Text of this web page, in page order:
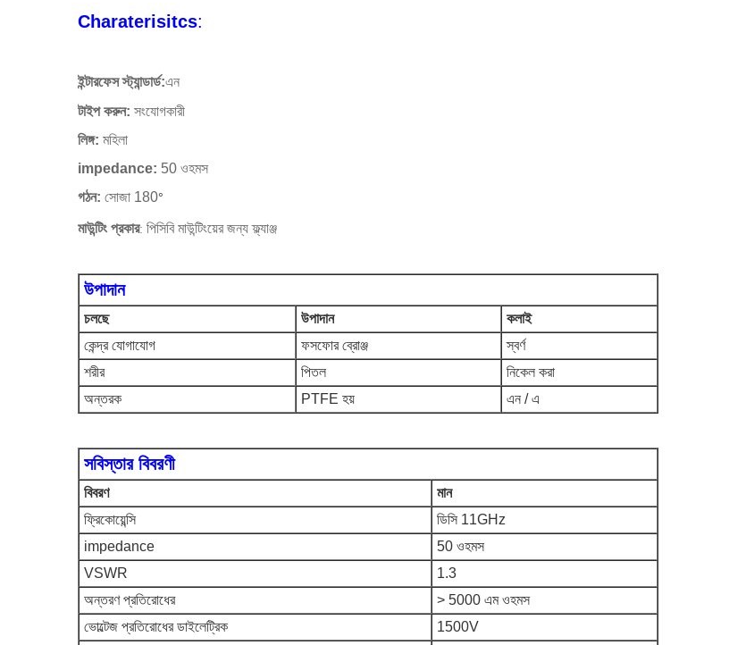
Charaterisitcs:
ইন্টারফেস স্ট্যান্ডার্ড:এন
টাইপ করুন: সংযোগকারী
লিঙ্গ: মহিলা
impedance: 50 ওহমস
গঠন: সোজা 180°
মাউন্টিং প্রকার: পিসিবি মাউন্টিংয়ের জন্য ফ্ল্যাঞ্জ
উপাদান
চলছে উপাদান
কলাই
কেন্দ্র যোগাযোগ
ফসফোর ব্রোঞ্জ
স্বর্ণ
শরীর
পিতল
নিকেল করা
অন্তরক
PTFE হয় এন / এ
সবিস্তার বিবরণী
বিবরণ
মান
ফ্রিকোয়েন্সি
ডিসি 11GHz
impedance
50 ওহমস
VSWR
1.3
অন্তরণ প্রতিরোধের
> 5000 এম ওহমস
ভোল্টেজ প্রতিরোধের ডাইলেট্রিক
1500V